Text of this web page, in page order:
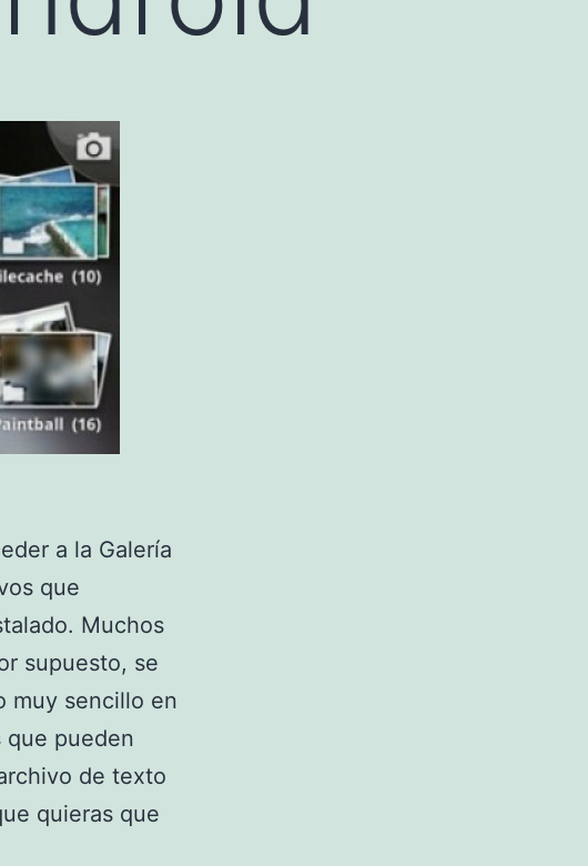
a la Galería
que
Muchos
supuesto, se
muy sencillo en
que pueden
de texto
quieras que